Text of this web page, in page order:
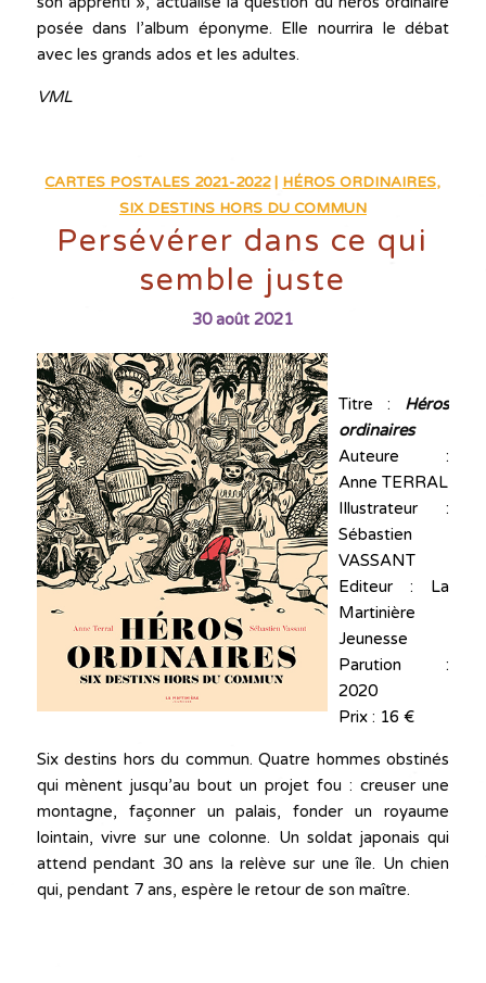
posée dans l’album éponyme. Elle nourrira le débat
avec les grands ados et les adultes.
VML
CARTES POSTALES 2021-2022| HÉROS ORDINAIRES,
SIX DESTINS HORS DU COMMUN
Persévérer dans ce qui
semble juste
30 août 2021
Titre : Héros
ordinaires
Auteure :
Anne TERRAL
Illustrateur :
Sébastien
VASSANT
Editeur : La
Martinière
Jeunesse
Parution :
2020
Prix : 16 €
Six destins hors du commun. Quatre hommes obstinés
qui mènent jusqu’au bout un projet fou : creuser une
montagne, façonner un palais, fonder un royaume
lointain, vivre sur une colonne. Un soldat japonais qui
attend pendant 30 ans la relève sur une île. Un chien
qui, pendant 7 ans, espère le retour de son maître.